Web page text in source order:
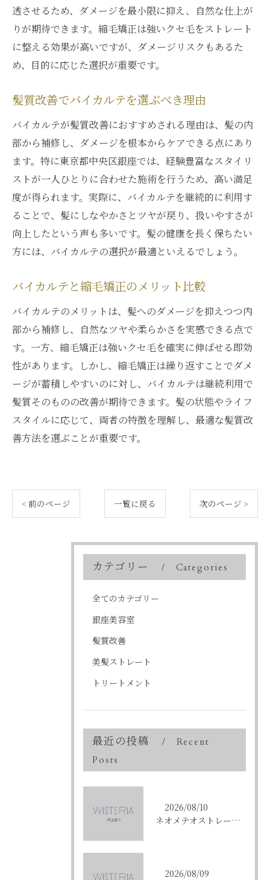
透させるため、ダメージを最小限に抑え、自然な仕上が
りが期待できます。縮毛矯正は強いクセ毛をストレート
に整える効果が高いですが、ダメージリスクもあるた
め、目的に応じた選択が重要です。
髪質改善でバイカルテを選ぶべき理由
バイカルテが髪質改善におすすめされる理由は、髪の内
部から補修し、ダメージを根本からケアできる点にあり
ます。特に東京都中央区銀座では、経験豊富なスタイリ
ストが一人ひとりに合わせた施術を行うため、高い満足
度が得られます。実際に、バイカルテを継続的に利用す
ることで、髪にしなやかさとツヤが戻り、扱いやすさが
向上したという声も多いです。髪の健康を長く保ちたい
方には、バイカルテの選択が最適といえるでしょう。
バイカルテと縮毛矯正のメリット比較
バイカルテのメリットは、髪へのダメージを抑えつつ内
部から補修し、自然なツヤや柔らかさを実感できる点で
す。一方、縮毛矯正は強いクセ毛を確実に伸ばせる即効
性があります。しかし、縮毛矯正は繰り返すことでダメ
ージが蓄積しやすいのに対し、バイカルテは継続利用で
髪質そのものの改善が期待できます。髪の状態やライフ
スタイルに応じて、両者の特徴を理解し、最適な髪質改
善方法を選ぶことが重要です。
< 前のページ 一覧に戻る 次のページ >
カテゴリー Categories
全てのカテゴリー
銀座美容室
髪質改善
美髪ストレート
トリートメント
最近の投稿
Recent
Posts
2026/08/10
ネオメテオストレートで叶える東京都中央区銀座の理想の髪質改善術
2026/08/09